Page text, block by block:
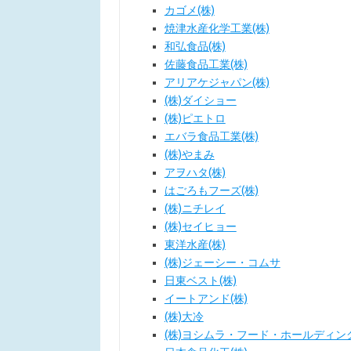
カゴメ(株)
焼津水産化学工業(株)
和弘食品(株)
佐藤食品工業(株)
アリアケジャパン(株)
(株)ダイショー
(株)ピエトロ
エバラ食品工業(株)
(株)やまみ
アヲハタ(株)
はごろもフーズ(株)
(株)ニチレイ
(株)セイヒョー
東洋水産(株)
(株)ジェーシー・コムサ
日東ベスト(株)
イートアンド(株)
(株)大冷
(株)ヨシムラ・フード・ホールディン